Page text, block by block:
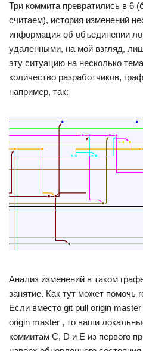
Три коммита превратились в 6
считаем), история изменений
информация об объединении
удаленными, на мой взгляд,
эту ситуацию на несколько
количество разработчиков,
например, так:
Анализ изменений в таком
занятие. Как тут может помочь
Если вместо git pull origin
origin master , то ваши
коммитам C, D и E из первого